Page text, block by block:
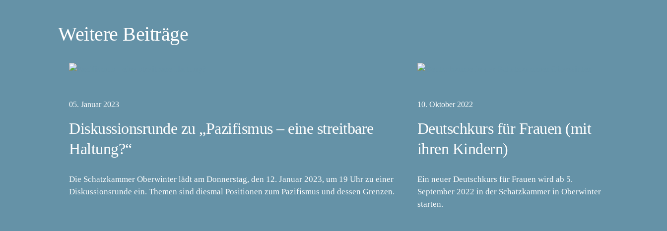
Weitere Beiträge
Diskussionsrunde zu „Pazifismus – eine streitbare
Haltung?“
05. Januar 2023
Die Schatzkammer Oberwinter lädt am Donnerstag, den 12. Januar 2023, um 19 Uhr zu einer
Diskussionsrunde ein. Themen sind diesmal Positionen zum Pazifismus und dessen Grenzen.
Deutschkurs für Frauen (mit
ihren Kindern)
10. Oktober 2022
Ein neuer Deutschkurs für Frauen wird ab 5.
September 2022 in der Schatzkammer in Oberwinter
starten.